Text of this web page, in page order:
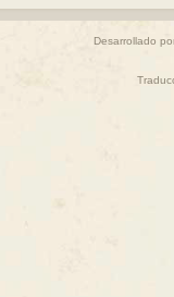
Desarrollado